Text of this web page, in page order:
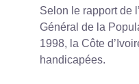
Selon le rapport de
Général de la
1998, la Côte
handicapées.